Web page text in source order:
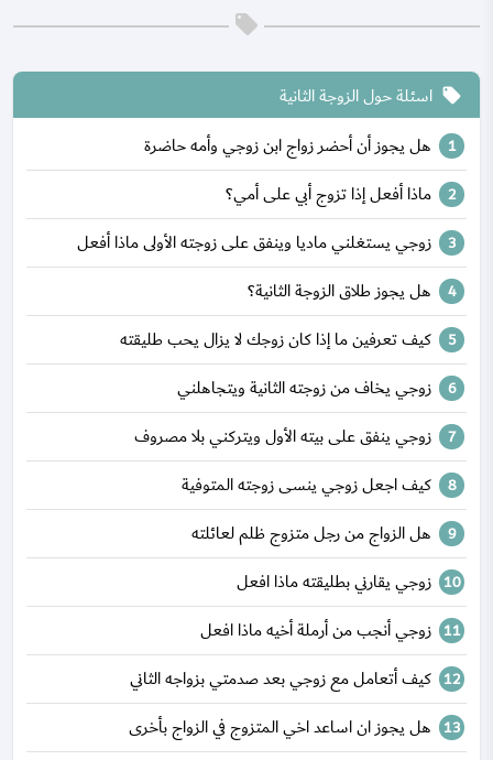
local_offer اسئلة حول الزوجة الثانية
هل يجوز أن أحضر زواج ابن زوجي وأمه حاضرة
ماذا أفعل إذا تزوج أبي على أمي؟
زوجي يستغلني ماديا وينفق على زوجته الأولى ماذا أفعل
هل يجوز طلاق الزوجة الثانية؟
كيف تعرفين ما إذا كان زوجك لا يزال يحب طليقته
زوجي يخاف من زوجته الثانية ويتجاهلني
زوجي ينفق على بيته الأول ويتركني بلا مصروف
كيف اجعل زوجي ينسى زوجته المتوفية
هل الزواج من رجل متزوج ظلم لعائلته
زوجي يقارني بطليقته ماذا افعل
زوجي أنجب من أرملة أخيه ماذا افعل
كيف أتعامل مع زوجي بعد صدمتي بزواجه الثاني
هل يجوز ان اساعد اخي المتزوج في الزواج بأخرى